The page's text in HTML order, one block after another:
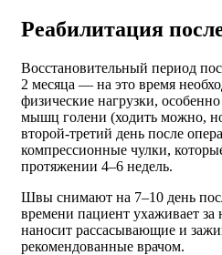
Реабилитация
Восстановительный период
2 месяца — на это время
физические нагрузки,
мышц голени (ходить можно, но
второй-третий день после
компрессионные чулки,
протяжении 4–6 недель.
Швы снимают на 7–10 день
времени пациент ухаживает
наносит рассасывающие и
рекомендованные врачом.